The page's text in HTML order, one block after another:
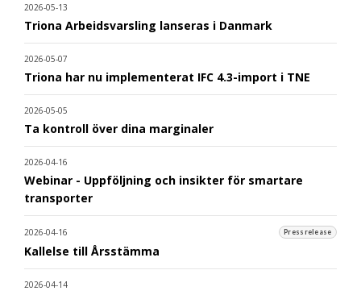
2026-05-13
Triona Arbeidsvarsling lanseras i Danmark
2026-05-07
Triona har nu implementerat IFC 4.3-import i TNE
2026-05-05
Ta kontroll över dina marginaler
2026-04-16
Webinar - Uppföljning och insikter för smartare
transporter
2026-04-16 Pressrelease
Kallelse till Årsstämma
2026-04-14